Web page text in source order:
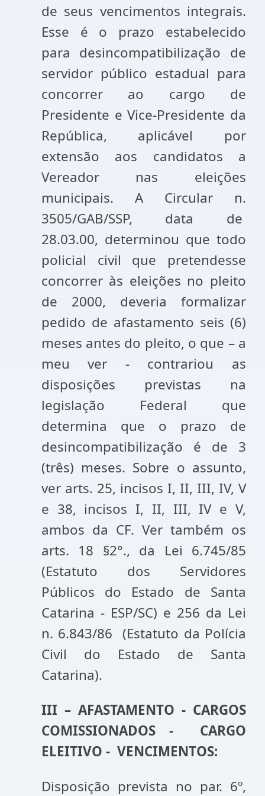
de seus vencimentos integrais.
Esse é o prazo estabelecido
para desincompatibilização de
servidor público estadual para
concorrer ao cargo de
Presidente e Vice-Presidente da
República, aplicável por
extensão aos candidatos a
Vereador nas eleições
municipais. A Circular n.
3505/GAB/SSP, data de
28.03.00, determinou que todo
policial civil que pretendesse
concorrer às eleições no pleito
de 2000, deveria formalizar
pedido de afastamento seis (6)
meses antes do pleito, o que – a
meu ver - contrariou as
disposições previstas na
legislação Federal que
determina que o prazo de
desincompatibilização é de 3
(três) meses. Sobre o assunto,
ver arts. 25, incisos I, II, III, IV, V
e 38, incisos I, II, III, IV e V,
ambos da CF. Ver também os
arts. 18 §2°., da Lei 6.745/85
(Estatuto dos Servidores
Públicos do Estado de Santa
Catarina - ESP/SC) e 256 da Lei
n. 6.843/86 (Estatuto da Polícia
Civil do Estado de Santa
Catarina).
III – AFASTAMENTO - CARGOS
COMISSIONADOS - CARGO
ELEITIVO - VENCIMENTOS:
Disposição prevista no par. 6º,